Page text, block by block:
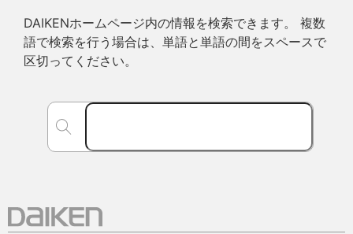
DAIKENホームページ内の情報を検索できます。 複数
語で検索を行う場合は、単語と単語の間をスペースで
区切ってください。